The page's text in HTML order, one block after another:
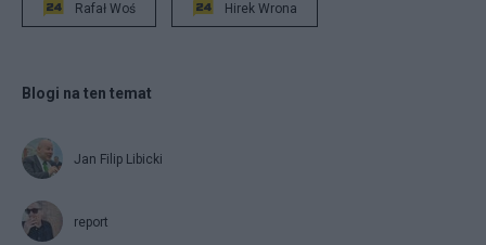
Rafał Woś Hirek Wrona
Blogi na ten temat
Jan Filip Libicki
report